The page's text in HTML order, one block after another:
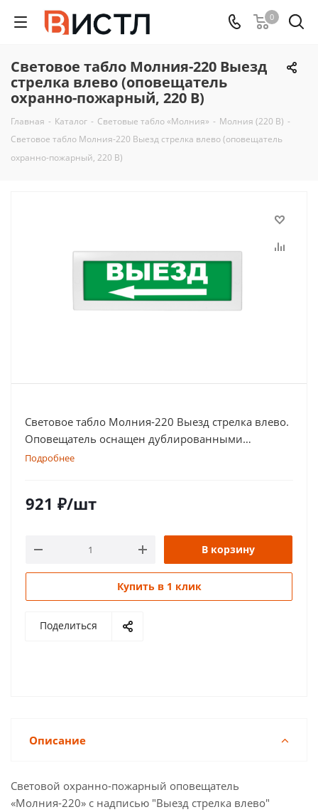
0
Световое табло Молния-220 Выезд
стрелка влево (оповещатель
охранно-пожарный, 220 В)
Главная - Каталог - Световые табло «Молния» - Молния (220 В) -
Световое табло Молния-220 Выезд стрелка влево (оповещатель
охранно-пожарный, 220 В)
Световое табло Молния-220 Выезд стрелка влево.
Оповещатель оснащен дублированными
клеммами
Подробнее
921 ₽/шт
В корзину
Купить в 1 клик
Поделиться
Описание
Световой охранно-пожарный оповещатель
«Молния-220» с надписью "Выезд стрелка влево"